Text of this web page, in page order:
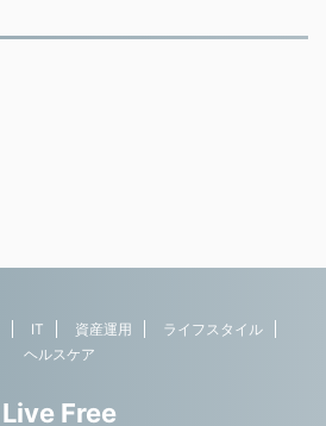
IT 資産運用
ライフスタイル
ヘルスケア
Live Free